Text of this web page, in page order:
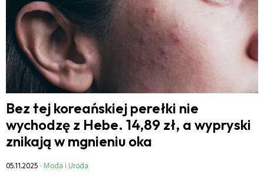
Bez tej koreańskiej perełki nie
wychodzę z Hebe. 14,89 zł, a wypryski
znikają w mgnieniu oka
05.11.2025- Moda i Uroda